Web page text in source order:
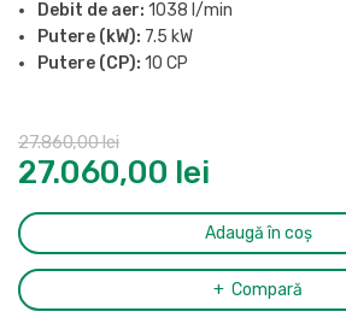
Debit de aer: 1038 l/min
Putere (kW): 7.5 kW
Putere (CP): 10 CP
Nivel de zgomot (LpA, la 4m):
Grad de protectie:IP54
Dimensiuni (L x l x H): 1935 x 610 x
Greutate:324 kg
27.060,00 lei
27.860,00lei
Adaugă în coș
Compară